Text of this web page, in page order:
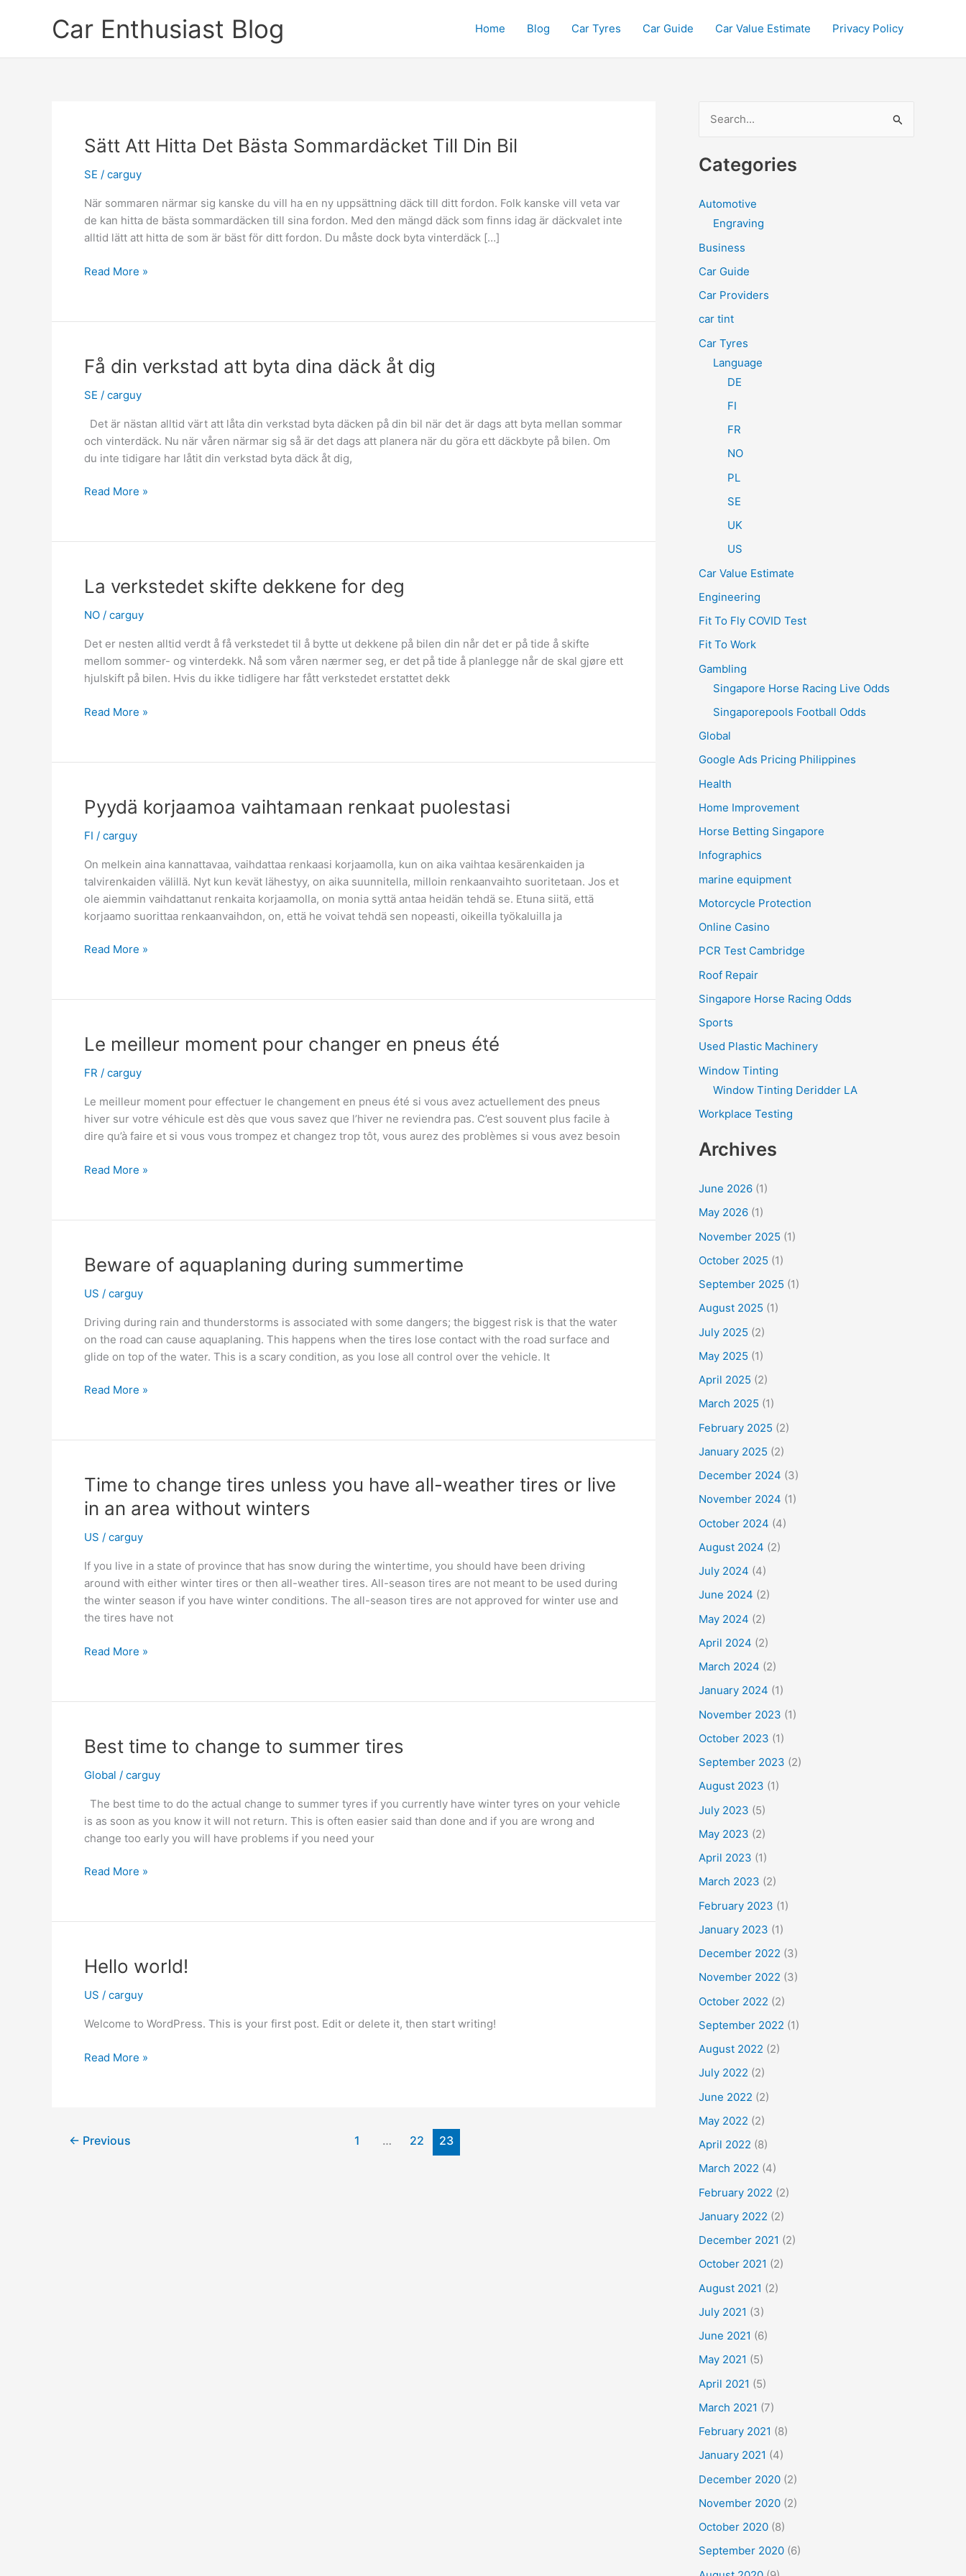
Car Enthusiast Blog Home Blog Car Tyres Car Guide Car Value Estimate Privacy Policy
Sätt Att Hitta Det Bästa Sommardäcket Till Din Bil
SE / carguy
När sommaren närmar sig kanske du vill ha en ny uppsättning däck till ditt fordon. Folk kanske vill veta var
de kan hitta de bästa sommardäcken till sina fordon. Med den mängd däck som finns idag är däckvalet inte
alltid lätt att hitta de som är bäst för ditt fordon. Du måste dock byta vinterdäck […]
Sätt
Det
Sommardäcket
Till
Din
Read More »
Få din verkstad att byta dina däck åt dig
SE / carguy
Det är nästan alltid värt att låta din verkstad byta däcken på din bil när det är dags att byta mellan sommar
och vinterdäck. Nu när våren närmar sig så är det dags att planera när du göra ett däckbyte på bilen. Om
du inte tidigare har låtit din verkstad byta däck åt dig,
Få
att
dina
däck
åt
Read More »
La verkstedet skifte dekkene for deg
NO / carguy
Det er nesten alltid verdt å få verkstedet til å bytte ut dekkene på bilen din når det er på tide å skifte
mellom sommer- og vinterdekk. Nå som våren nærmer seg, er det på tide å planlegge når de skal gjøre ett
hjulskift på bilen. Hvis du ikke tidligere har fått verkstedet erstattet dekk
La
dekkene
deg
Read More »
Pyydä korjaamoa vaihtamaan renkaat puolestasi
FI / carguy
On melkein aina kannattavaa, vaihdattaa renkaasi korjaamolla, kun on aika vaihtaa kesärenkaiden ja
talvirenkaiden välillä. Nyt kun kevät lähestyy, on aika suunnitella, milloin renkaanvaihto suoritetaan. Jos et
ole aiemmin vaihdattanut renkaita korjaamolla, on monia syttä antaa heidän tehdä se. Etuna siitä, että
korjaamo suorittaa renkaanvaihdon, on, että he voivat tehdä sen nopeasti, oikeilla työkaluilla ja
Pyydä
renkaat
Read More »
Le meilleur moment pour changer en pneus été
FR / carguy
Le meilleur moment pour effectuer le changement en pneus été si vous avez actuellement des pneus
hiver sur votre véhicule est dès que vous savez que l’hiver ne reviendra pas. C’est souvent plus facile à
dire qu’à faire et si vous vous trompez et changez trop tôt, vous aurez des problèmes si vous avez besoin
Le
pour
en
pneus
été
Read More »
Beware of aquaplaning during summertime
US / carguy
Driving during rain and thunderstorms is associated with some dangers; the biggest risk is that the water
on the road can cause aquaplaning. This happens when the tires lose contact with the road surface and
glide on top of the water. This is a scary condition, as you lose all control over the vehicle. It
Beware
during
Read More »
Time to change tires unless you have all-weather tires or live
in an area without winters
US / carguy
If you live in a state of province that has snow during the wintertime, you should have been driving
around with either winter tires or then all-weather tires. All-season tires are not meant to be used during
the winter season if you have winter conditions. The all-season tires are not approved for winter use and
the tires have not
Time
tires
you
have
all-
tires
or
live
an
winters
Read More »
Best time to change to summer tires
Global / carguy
The best time to do the actual change to summer tyres if you currently have winter tyres on your vehicle
is as soon as you know it will not return. This is often easier said than done and if you are wrong and
change too early you will have problems if you need your
Best
change
summer
tires
Read More »
Hello world!
US / carguy
Welcome to WordPress. This is your first post. Edit or delete it, then start writing!
Hello
Read More »
← Previous 1 … 22 23
a
c
f
Categories
Automotive
Engraving
Business
Car Guide
Car Providers
car tint
Car Tyres
Language
DE
FI
FR
NO
PL
SE
UK
US
Car Value Estimate
Engineering
Fit To Fly COVID Test
Fit To Work
Gambling
Singapore Horse Racing Live Odds
Singaporepools Football Odds
Global
Google Ads Pricing Philippines
Health
Home Improvement
Horse Betting Singapore
Infographics
marine equipment
Motorcycle Protection
Online Casino
PCR Test Cambridge
Roof Repair
Singapore Horse Racing Odds
Sports
Used Plastic Machinery
Window Tinting
Window Tinting Deridder LA
Workplace Testing
Archives
June 2026 (1)
May 2026 (1)
November 2025 (1)
October 2025 (1)
September 2025 (1)
August 2025 (1)
July 2025 (2)
May 2025 (1)
April 2025 (2)
March 2025 (1)
February 2025 (2)
January 2025 (2)
December 2024 (3)
November 2024 (1)
October 2024 (4)
August 2024 (2)
July 2024 (4)
June 2024 (2)
May 2024 (2)
April 2024 (2)
March 2024 (2)
January 2024 (1)
November 2023 (1)
October 2023 (1)
September 2023 (2)
August 2023 (1)
July 2023 (5)
May 2023 (2)
April 2023 (1)
March 2023 (2)
February 2023 (1)
January 2023 (1)
December 2022 (3)
November 2022 (3)
October 2022 (2)
September 2022 (1)
August 2022 (2)
July 2022 (2)
June 2022 (2)
May 2022 (2)
April 2022 (8)
March 2022 (4)
February 2022 (2)
January 2022 (2)
December 2021 (2)
October 2021 (2)
August 2021 (2)
July 2021 (3)
June 2021 (6)
May 2021 (5)
April 2021 (5)
March 2021 (7)
February 2021 (8)
January 2021 (4)
December 2020 (2)
November 2020 (2)
October 2020 (8)
September 2020 (6)